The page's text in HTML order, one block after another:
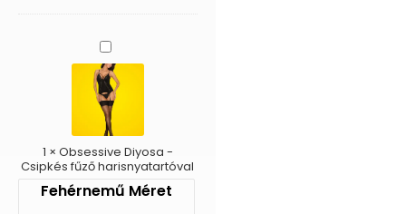
Obsessive
Diyosa
-
Csipkés
fűző
harisnyatartóval
1 × Obsessive Diyosa -
Csipkés fűző harisnyatartóval
Fehérnemű Méret